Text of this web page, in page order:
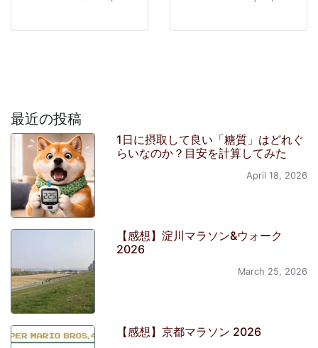
最近の投稿
1日に摂取して良い「糖質」はどれぐ
らいなのか？目安を計算してみた
April 18, 2026
【感想】淀川マラソン&ウォーク
2026
March 25, 2026
【感想】京都マラソン 2026